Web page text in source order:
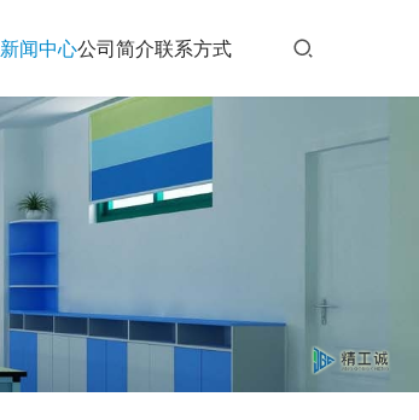
新闻中心公司简介联系方式